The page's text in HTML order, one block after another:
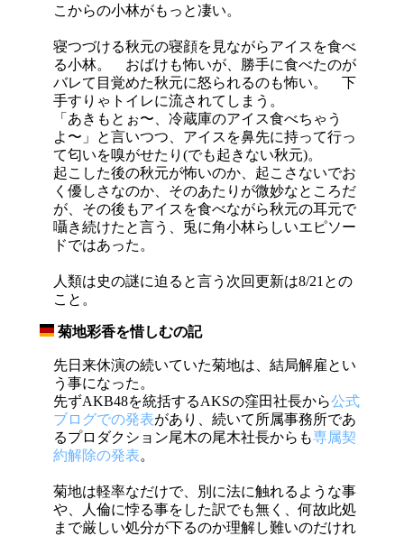
こからの小林がもっと凄い。
寝つづける秋元の寝顔を見ながらアイスを食べ
る小林。 おばけも怖いが、勝手に食べたのが
バレて目覚めた秋元に怒られるのも怖い。 下
手すりゃトイレに流されてしまう。
「あきもとぉ〜、冷蔵庫のアイス食べちゃう
よ〜」と言いつつ、アイスを鼻先に持って行っ
て匂いを嗅がせたり(でも起きない秋元)。
起こした後の秋元が怖いのか、起こさないでお
く優しさなのか、そのあたりが微妙なところだ
が、その後もアイスを食べながら秋元の耳元で
囁き続けたと言う、兎に角小林らしいエピソー
ドではあった。
人類は史の謎に迫ると言う次回更新は8/21との
こと。
菊地彩香を惜しむの記
先日来休演の続いていた菊地は、結局解雇とい
う事になった。
先ずAKB48を統括するAKSの窪田社長から公式
ブログでの発表があり、続いて所属事務所であ
るプロダクション尾木の尾木社長からも専属契
約解除の発表。
菊地は軽率なだけで、別に法に触れるような事
や、人倫に悖る事をした訳でも無く、何故此処
まで厳しい処分が下るのか理解し難いのだけれ